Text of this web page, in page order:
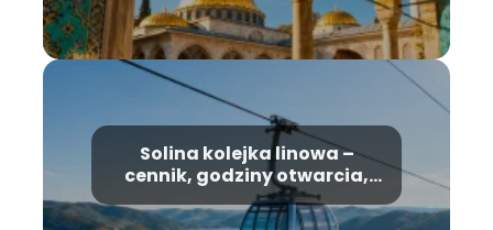
Solina kolejka linowa –
cennik, godziny otwarcia,
informacje